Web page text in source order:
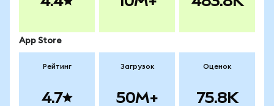
App Store
Рейтинг
4.7
Загрузок
50M+
Оценок
75.8K